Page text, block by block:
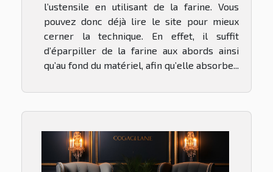
l’ustensile en utilisant de la farine. Vous
pouvez donc déjà lire le site pour mieux
cerner la technique. En effet, il suffit
d’éparpiller de la farine aux abords ainsi
qu’au fond du matériel, afin qu’elle absorbe...